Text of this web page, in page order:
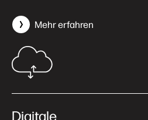
Mehr erfahren
Digitale